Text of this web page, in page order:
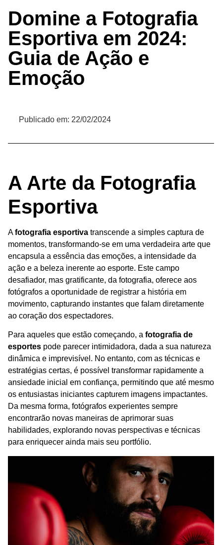
Domine a Fotografia
Esportiva em 2024:
Guia de Ação e
Emoção
Publicado em: 22/02/2024
A Arte da Fotografia
Esportiva
Afotografia esportiva transcende a simples captura de
momentos, transformando-se em uma verdadeira arte que
encapsula a essência das emoções, a intensidade da
ação e a beleza inerente ao esporte. Este campo
desafiador, mas gratificante, da fotografia, oferece aos
fotógrafos a oportunidade de registrar a história em
movimento, capturando instantes que falam diretamente
ao coração dos espectadores.
Para aqueles que estão começando, a fotografia de
esportes pode parecer intimidadora, dada a sua natureza
dinâmica e imprevisível. No entanto, com as técnicas e
estratégias certas, é possível transformar rapidamente a
ansiedade inicial em confiança, permitindo que até mesmo
os entusiastas iniciantes capturem imagens impactantes.
Da mesma forma, fotógrafos experientes sempre
encontrarão novas maneiras de aprimorar suas
habilidades, explorando novas perspectivas e técnicas
para enriquecer ainda mais seu portfólio.